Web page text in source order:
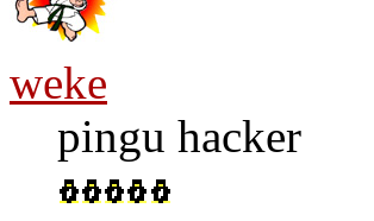
weke
pingu hacker